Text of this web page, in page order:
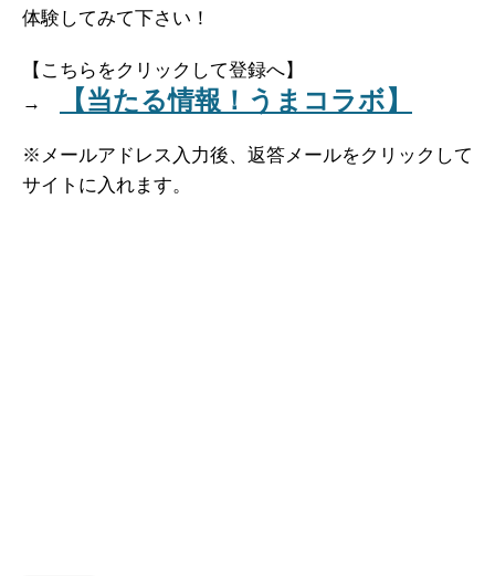
体験してみて下さい！
【こちらをクリックして登録へ】
→
【当たる情報！うまコラボ】
※メールアドレス入力後、返答メールをクリックして
サイトに入れます。